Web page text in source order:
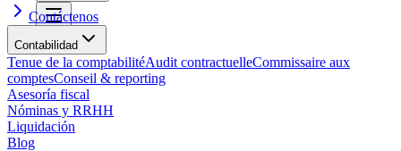
Contáctenos
Contabilidad
Tenue de la comptabilitéAudit contractuelleCommissaire aux
comptesConseil & reporting
Asesoría fiscal
Nóminas y RRHH
Liquidación
Blog